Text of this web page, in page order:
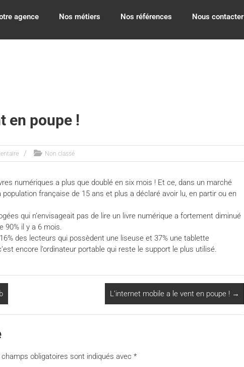
agence Nos métiers Nos références Nous contacter
en poupe !
Non classé
numériques a plus que doublé en six mois ! Et ce, dans un marché
française de 15 ans et plus a déclaré avoir lu, en partir ou en
qui n’envisageait pas de lire un livre numérique a fortement diminué
90% il y a 6 mois.
des lecteurs qui possèdent une liseuse et 37% une tablette
encore l’ordinateur portable qui reste le support le plus utilisé.
L’internet mobile a le vent en poupe ! →
champs obligatoires sont indiqués avec *